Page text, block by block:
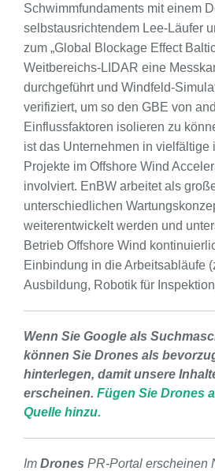
Schwimmfundaments mit einem
selbstausrichtendem Lee-Läufer
zum „Global Blockage Effect
Weitbereichs-LIDAR eine
durchgeführt und Windfeld-
verifiziert, um so den GBE von
Einflussfaktoren isolieren zu
ist das Unternehmen in vielfältige
Projekte im Offshore Wind
involviert. EnBW arbeitet als
unterschiedlichen
weiterentwickelt werden und
Betrieb Offshore Wind
Einbindung in die Arbeitsabläufe
Ausbildung, Robotik für
Wenn Sie Google als
können Sie Drones als
hinterlegen, damit unsere
erscheinen. Fügen Sie Drones
Quelle hinzu.
Im Drones PR-Portal erscheinen